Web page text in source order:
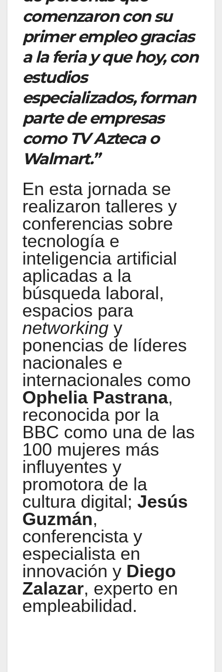
comenzaron con su
primer empleo gracias
a la feria y que hoy, con
estudios
especializados, forman
parte de empresas
como TV Azteca o
Walmart.”
En esta jornada se
realizaron talleres y
conferencias sobre
tecnología e
inteligencia artificial
aplicadas a la
búsqueda laboral,
espacios para
networking y
ponencias de líderes
nacionales e
internacionales como
Ophelia Pastrana,
reconocida por la
BBC como una de las
100 mujeres más
influyentes y
promotora de la
cultura digital; Jesús
Guzmán,
conferencista y
especialista en
innovación y Diego
Zalazar, experto en
empleabilidad.